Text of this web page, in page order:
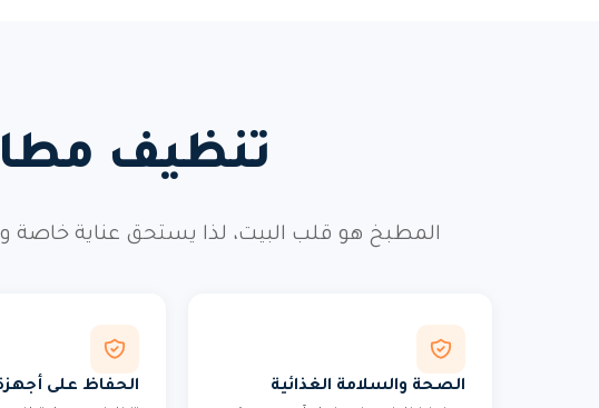
تنظيف
المطبخ هو قلب البيت، لذا يستحق عناية خاصة
الصحة والسلامة الغذائية الحفاظ على